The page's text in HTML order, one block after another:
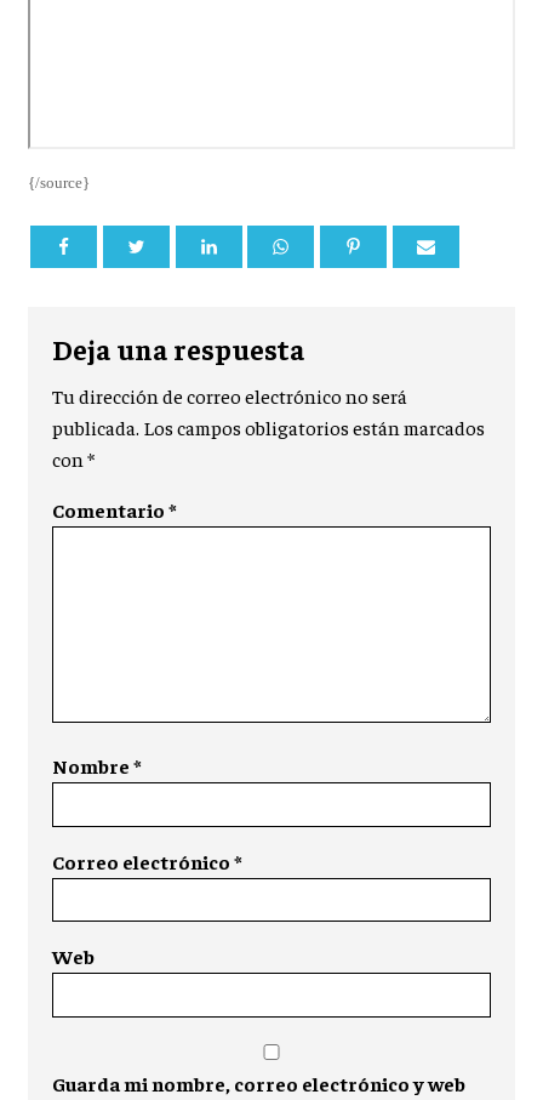
{/source}
Deja una respuesta
Tu dirección de correo electrónico no será
publicada. Los campos obligatorios están marcados
con*
Comentario*
Nombre*
Correo electrónico*
Web
Guarda mi nombre, correo electrónico y web